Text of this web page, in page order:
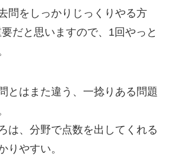
問をしっかりじっくりやる方
だと思いますので、1回やっと
とはまた違う、一捻りある問題
は、分野で点数を出してくれる
りやすい。